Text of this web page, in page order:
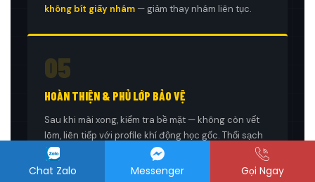
không bít giấy nhám — giảm thay nhám liên tục.
05
HOÀN THIỆN & PHỦ LỚP BẢO VỆ
Sau khi mài xong, kiểm tra bề mặt — không còn vết
lõm, liên tiếp với profile khí động học gốc. Thổi sạch
bụi mài. Phủ lớp sơn hoàn thiện hoặc hệ Leading
Edge Protection (LEP) theo quy trình và sản phẩm
Chat Zalo Messenger Gọi Ngay